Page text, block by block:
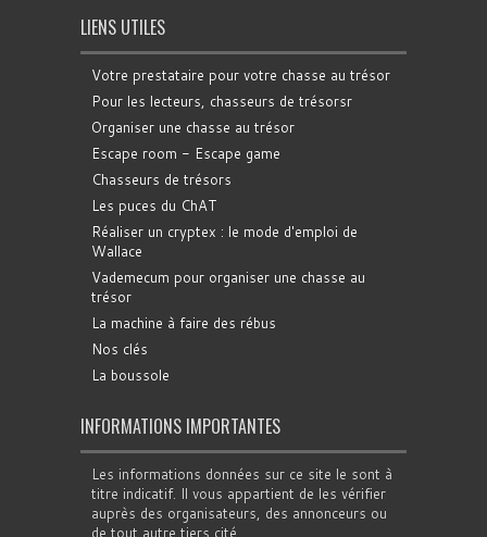
LIENS UTILES
Votre prestataire pour votre chasse au trésor
Pour les lecteurs, chasseurs de trésorsr
Organiser une chasse au trésor
Escape room - Escape game
Chasseurs de trésors
Les puces du ChAT
Réaliser un cryptex : le mode d'emploi de
Wallace
Vademecum pour organiser une chasse au
trésor
La machine à faire des rébus
Nos clés
La boussole
INFORMATIONS IMPORTANTES
Les informations données sur ce site le sont à
titre indicatif. Il vous appartient de les vérifier
auprès des organisateurs, des annonceurs ou
de tout autre tiers cité.